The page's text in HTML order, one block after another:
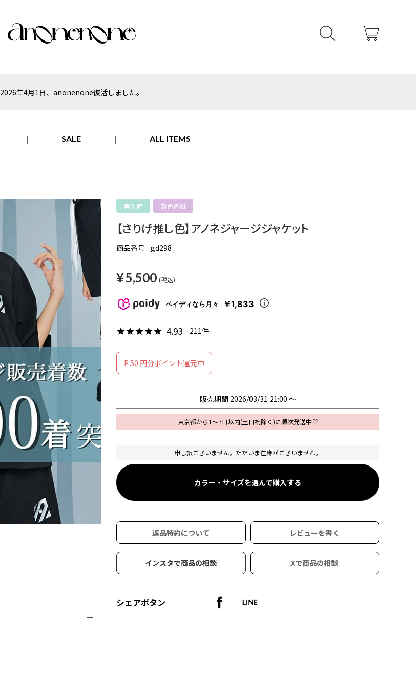
2026年4月1日、anonenone復活しました。
SALE ALL ITEMS
再入荷 新色追加
【さりげ推し色】アノネジャージジャケット
商品番号 gd298
¥5,500 税込
ペイディなら月々 ￥1,833
4.93 211
P 50 円分ポイント還元中
販売期間 2026/03/31 21:00 〜
東京都から1～7日以内(土日祝除く)に順次発送中♡
申し訳ございません。ただいま在庫がございません。
カラー・サイズを選んで購入する
返品特約について レビューを書く
インスタで商品の相談 Xで商品の相談
シェアボタン